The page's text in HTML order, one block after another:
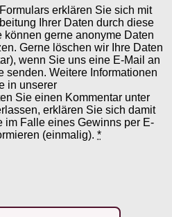
erklären Sie sich mit
Ihrer Daten durch diese
gerne anonyme Daten
Gerne löschen wir Ihre Daten
wenn Sie uns eine E-Mail an
senden. Weitere Informationen
in unserer
Sie einen Kommentar unter
erklären Sie sich damit
im Falle eines Gewinns per E-
(einmalig). *